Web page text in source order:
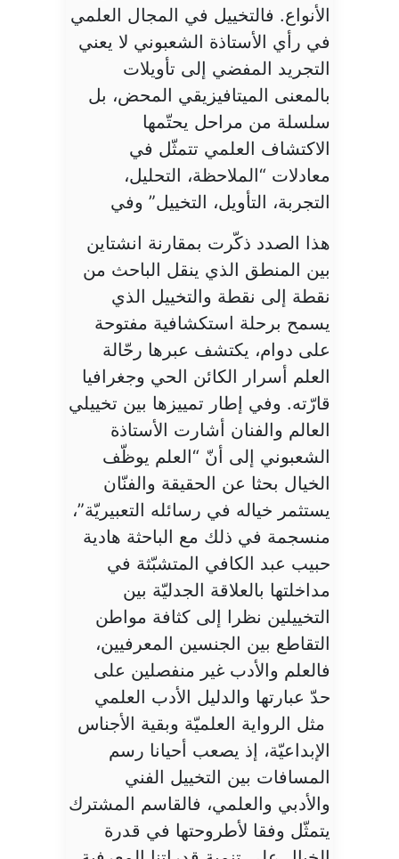
الأنواع. فالتخييل في المجال العلمي
في رأي الأستاذة الشعبوني لا يعني
التجريد المفضي إلى تأويلات
بالمعنى الميتافيزيقي المحض، بل
سلسلة من مراحل يحتّمها
الاكتشاف العلمي تتمثّل في
معادلات “الملاحظة، التحليل،
التجربة، التأويل، التخييل” وفي
هذا الصدد ذكّرت بمقارنة انشتاين
بين المنطق الذي ينقل الباحث من
نقطة إلى نقطة والتخييل الذي
يسمح برحلة استكشافية مفتوحة
على دوام، يكتشف عبرها رحّالة
العلم أسرار الكائن الحي وجغرافيا
قارّته. وفي إطار تمييزها بين تخييلي
العالم والفنان أشارت الأستاذة
الشعبوني إلى أنّ “العلم يوظّف
الخيال بحثا عن الحقيقة والفنّان
يستثمر خياله في رسائله التعبيريّة”،
منسجمة في ذلك مع الباحثة هادية
حبيب عبد الكافي المتشبّثة في
مداخلتها بالعلاقة الجدليّة بين
التخييلين نظرا إلى كثافة مواطن
التقاطع بين الجنسين المعرفيين،
فالعلم والأدب غير منفصلين على
حدّ عبارتها والدليل الأدب العلمي
مثل الرواية العلميّة وبقية الأجناس
الإبداعيّة، إذ يصعب أحيانا رسم
المسافات بين التخييل الفني
والأدبي والعلمي، فالقاسم المشترك
يتمثّل وفقا لأطروحتها في قدرة